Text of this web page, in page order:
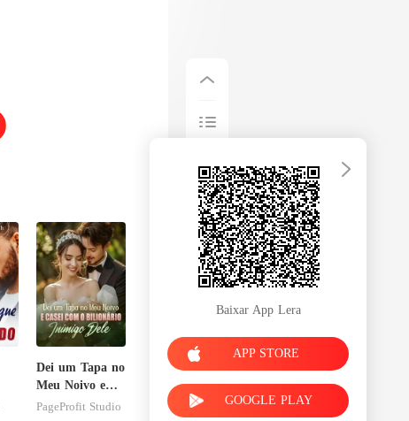
Dei um Tapa no
Meu Noivo e
Casei com o
PageProfit Studio
Baixar App Lera
APP STORE
GOOGLE PLAY